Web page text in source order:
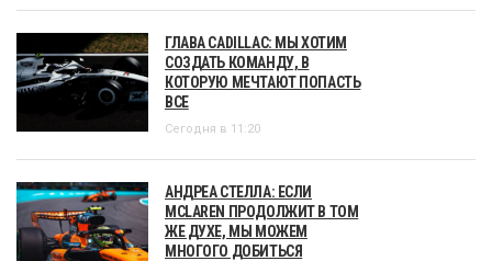
ГЛАВА CADILLAC: МЫ ХОТИМ
СОЗДАТЬ КОМАНДУ, В
КОТОРУЮ МЕЧТАЮТ ПОПАСТЬ
ВСЕ
Сегодня в 11:20
АНДРЕА СТЕЛЛА: ЕСЛИ
MCLAREN ПРОДОЛЖИТ В ТОМ
ЖЕ ДУХЕ, МЫ МОЖЕМ
МНОГОГО ДОБИТЬСЯ